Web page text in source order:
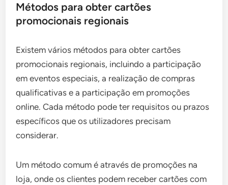
Métodos para obter cartões
promocionais regionais
Existem vários métodos para obter cartões
promocionais regionais, incluindo a participação
em eventos especiais, a realização de compras
qualificativas e a participação em promoções
online. Cada método pode ter requisitos ou prazos
específicos que os utilizadores precisam
considerar.
Um método comum é através de promoções na
loja, onde os clientes podem receber cartões com